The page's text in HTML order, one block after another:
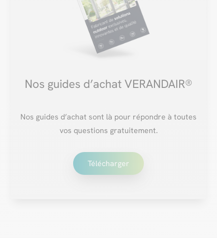
Nos guides d’achat VERANDAIR®
Nos guides d’achat sont là pour répondre à toutes
vos questions gratuitement.
Télécharger